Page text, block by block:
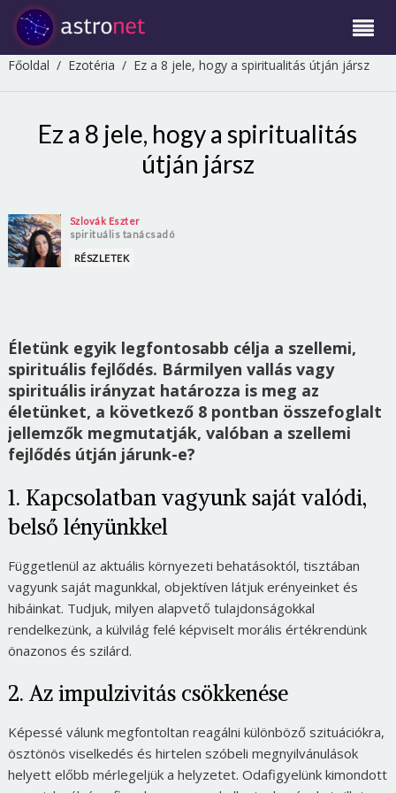
Főoldal / Ezotéria / Ez a 8 jele, hogy a spiritualitás útján jársz
Ez a 8 jele, hogy a spiritualitás
útján jársz
Szlovák Eszter
spirituális tanácsadó
RÉSZLETEK
Életünk egyik legfontosabb célja a szellemi,
spirituális fejlődés. Bármilyen vallás vagy
spirituális irányzat határozza is meg az
életünket, a következő 8 pontban összefoglalt
jellemzők megmutatják, valóban a szellemi
fejlődés útján járunk-e?
1. Kapcsolatban vagyunk saját valódi,
belső lényünkkel
Függetlenül az aktuális környezeti behatásoktól, tisztában
vagyunk saját magunkkal, objektíven látjuk erényeinket és
hibáinkat. Tudjuk, milyen alapvető tulajdonságokkal
rendelkezünk, a külvilág felé képviselt morális értékrendünk
önazonos és szilárd.
2. Az impulzivitás csökkenése
Képessé válunk megfontoltan reagálni különböző szituációkra,
ösztönös viselkedés és hirtelen szóbeli megnyilvánulások
helyett előbb mérlegeljük a helyzetet. Odafigyelünk kimondott